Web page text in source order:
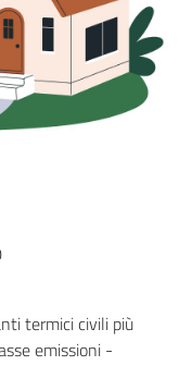
termici civili più
emissioni -